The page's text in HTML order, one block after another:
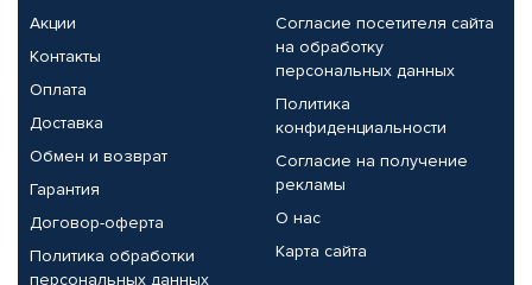
Акции
Контакты
Оплата
Доставка
Обмен и возврат
Гарантия
Договор-оферта
Политика обработки
персональных данных
Согласие посетителя сайта
на обработку
персональных данных
Политика
конфиденциальности
Согласие на получение
рекламы
О нас
Карта сайта